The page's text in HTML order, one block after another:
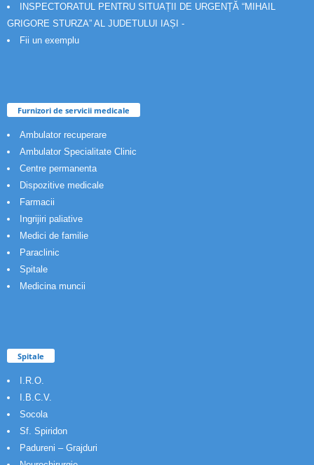
INSPECTORATUL PENTRU SITUAȚII DE URGENȚĂ “MIHAIL
GRIGORE STURZA” AL JUDETULUI IAȘI -
Fii un exemplu
Furnizori de servicii medicale
Ambulator recuperare
Ambulator Specialitate Clinic
Centre permanenta
Dispozitive medicale
Farmacii
Ingrijiri paliative
Medici de familie
Paraclinic
Spitale
Medicina muncii
Spitale
I.R.O.
I.B.C.V.
Socola
Sf. Spiridon
Padureni – Grajduri